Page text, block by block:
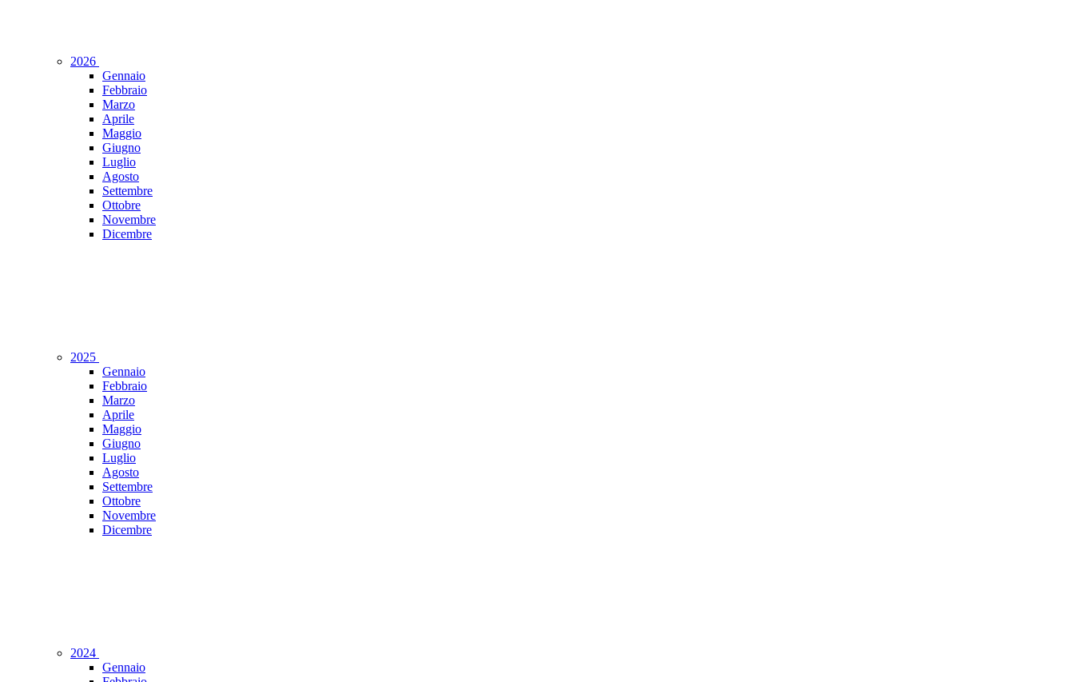
2026
Gennaio
Febbraio
Marzo
Aprile
Maggio
Giugno
Luglio
Agosto
Settembre
Ottobre
Novembre
Dicembre
2025
Gennaio
Febbraio
Marzo
Aprile
Maggio
Giugno
Luglio
Agosto
Settembre
Ottobre
Novembre
Dicembre
2024
Gennaio